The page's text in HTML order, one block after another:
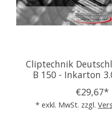
Cliptechnik
B 150 - Inkarton
€29,67*
* exkl. MwSt. zzgl.